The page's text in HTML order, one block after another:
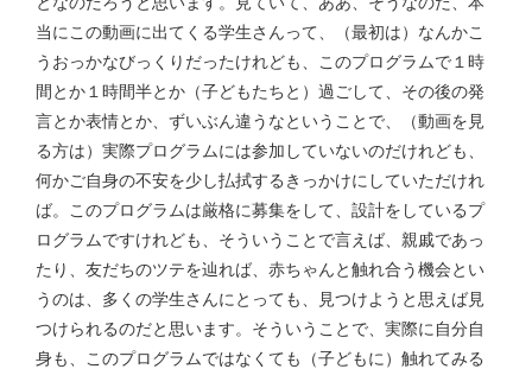
当にこの動画に出てくる学生さんって、（最初は）なんかこ
うおっかなびっくりだったけれども、このプログラムで１時
間とか１時間半とか（子どもたちと）過ごして、その後の発
言とか表情とか、ずいぶん違うなということで、（動画を見
る方は）実際プログラムには参加していないのだけれども、
何かご自身の不安を少し払拭するきっかけにしていただけれ
ば。このプログラムは厳格に募集をして、設計をしているプ
ログラムですけれども、そういうことで言えば、親戚であっ
たり、友だちのツテを辿れば、赤ちゃんと触れ合う機会とい
うのは、多くの学生さんにとっても、見つけようと思えば見
つけられるのだと思います。そういうことで、実際に自分自
身も、このプログラムではなくても（子どもに）触れてみる